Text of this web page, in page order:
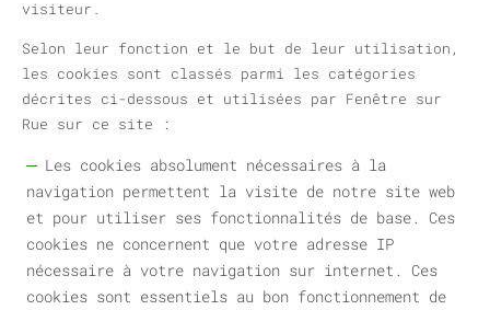
visiteur.
Selon leur fonction et le but de leur utilisation,
les cookies sont classés parmi les catégories
décrites ci-dessous et utilisées par Fenêtre sur
Rue sur ce site :
Les cookies absolument nécessaires à la
navigation permettent la visite de notre site web
et pour utiliser ses fonctionnalités de base. Ces
cookies ne concernent que votre adresse IP
nécessaire à votre navigation sur internet. Ces
cookies sont essentiels au bon fonctionnement de